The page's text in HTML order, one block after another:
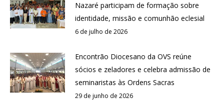
Nazaré participam de formação sobre
identidade, missão e comunhão eclesial
6 de julho de 2026
Encontrão Diocesano da OVS reúne
sócios e zeladores e celebra admissão de
seminaristas às Ordens Sacras
29 de junho de 2026